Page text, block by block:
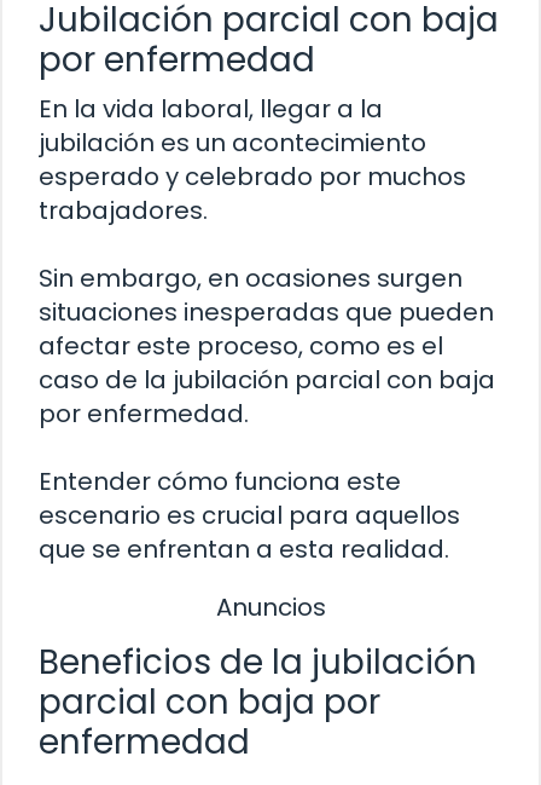
Jubilación parcial con baja
por enfermedad
En la vida laboral, llegar a la
jubilación es un acontecimiento
esperado y celebrado por muchos
trabajadores.
Sin embargo, en ocasiones surgen
situaciones inesperadas que pueden
afectar este proceso, como es el
caso de la jubilación parcial con baja
por enfermedad.
Entender cómo funciona este
escenario es crucial para aquellos
que se enfrentan a esta realidad.
Anuncios
Beneficios de la jubilación
parcial con baja por
enfermedad